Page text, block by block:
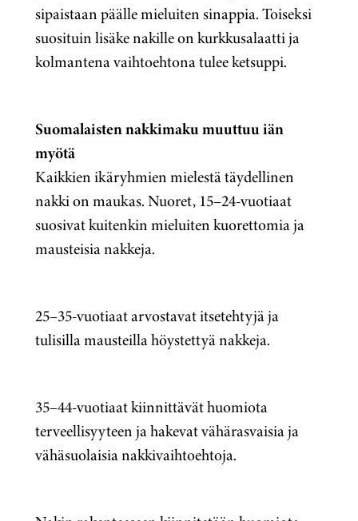
sipaistaan päälle mieluiten sinappia. Toiseksi
suosituin lisäke nakille on kurkkusalaatti ja
kolmantena vaihtoehtona tulee ketsuppi.
Suomalaisten nakkimaku muuttuu iän
myötä
Kaikkien ikäryhmien mielestä täydellinen
nakki on maukas. Nuoret, 15–24-vuotiaat
suosivat kuitenkin mieluiten kuorettomia ja
mausteisia nakkeja.
25–35-vuotiaat arvostavat itsetehtyjä ja
tulisilla mausteilla höystettyä nakkeja.
35–44-vuotiaat kiinnittävät huomiota
terveellisyyteen ja hakevat vähärasvaisia ja
vähäsuolaisia nakkivaihtoehtoja.